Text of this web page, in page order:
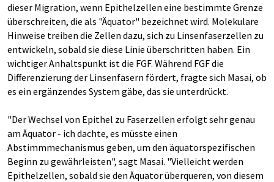
dieser Migration, wenn Epithelzellen eine bestimmte Grenze
überschreiten, die als "Äquator" bezeichnet wird. Molekulare
Hinweise treiben die Zellen dazu, sich zu Linsenfaserzellen zu
entwickeln, sobald sie diese Linie überschritten haben. Ein
wichtiger Anhaltspunkt ist die FGF. Während FGF die
Differenzierung der Linsenfasern fördert, fragte sich Masai, ob
es ein ergänzendes System gäbe, das sie unterdrückt.
"Der Wechsel von Epithel zu Faserzellen erfolgt sehr genau
am Äquator - ich dachte, es müsste einen
Abstimmmechanismus geben, um den äquatorspezifischen
Beginn zu gewährleisten", sagt Masai. "Vielleicht werden
Epithelzellen, sobald sie den Äquator überqueren, von diesem